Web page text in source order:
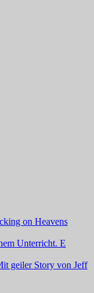
on Heavens
Unterricht. E
geiler Story von Jeff